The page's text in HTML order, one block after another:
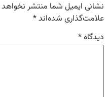
نشانی ایمیل شما منتشر
علامت‌گذاری شده‌اند*
دیدگاه*